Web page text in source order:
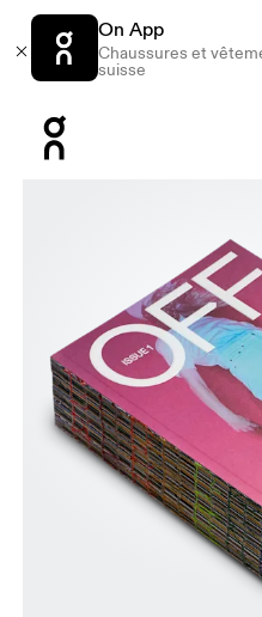
On App
Chaussures et
suisse